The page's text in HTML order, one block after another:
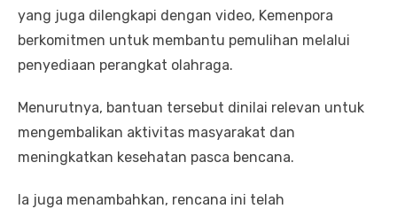
yang juga dilengkapi dengan video, Kemenpora
berkomitmen untuk membantu pemulihan melalui
penyediaan perangkat olahraga.
Menurutnya, bantuan tersebut dinilai relevan untuk
mengembalikan aktivitas masyarakat dan
meningkatkan kesehatan pasca bencana.
Ia juga menambahkan, rencana ini telah